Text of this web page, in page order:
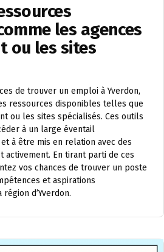
les agences
ou les sites
de trouver un emploi à Yverdon,
ressources disponibles telles que
ou les sites spécialisés. Ces outils
à un large éventail
à être mis en relation avec des
En tirant parti de ces
vos chances de trouver un poste
et aspirations
d’Yverdon.